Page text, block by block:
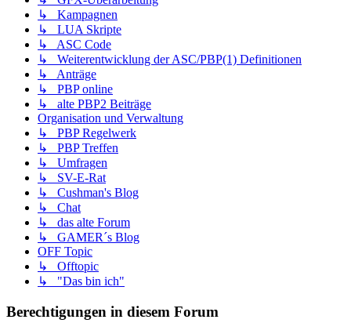
↳ Kampagnen
↳ LUA Skripte
↳ ASC Code
↳ Weiterentwicklung der ASC/PBP(1) Definitionen
↳ Anträge
↳ PBP online
↳ alte PBP2 Beiträge
Organisation und Verwaltung
↳ PBP Regelwerk
↳ PBP Treffen
↳ Umfragen
↳ SV-E-Rat
↳ Cushman's Blog
↳ Chat
↳ das alte Forum
↳ GAMER´s Blog
OFF Topic
↳ Offtopic
↳ "Das bin ich"
Berechtigungen in diesem Forum